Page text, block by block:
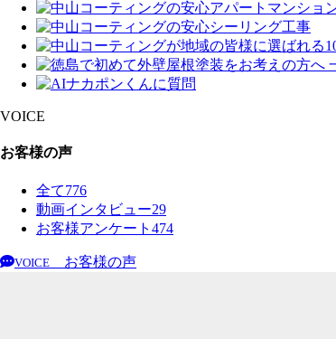
VOICE
お客様の声
全て776
動画インタビュー29
お客様アンケート 474
VOICE お客様の声